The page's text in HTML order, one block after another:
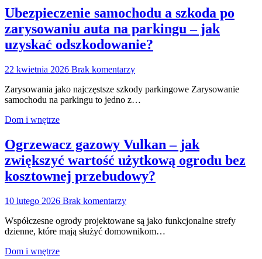
Ubezpieczenie samochodu a szkoda po
zarysowaniu auta na parkingu – jak
uzyskać odszkodowanie?
22 kwietnia 2026 Brak komentarzy
Zarysowania jako najczęstsze szkody parkingowe Zarysowanie
samochodu na parkingu to jedno z…
Dom i wnętrze
Ogrzewacz gazowy Vulkan – jak
zwiększyć wartość użytkową ogrodu bez
kosztownej przebudowy?
10 lutego 2026 Brak komentarzy
Współczesne ogrody projektowane są jako funkcjonalne strefy
dzienne, które mają służyć domownikom…
Dom i wnętrze